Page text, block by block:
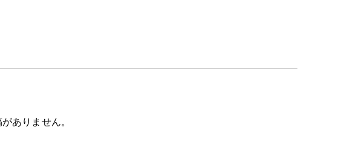
ありません。